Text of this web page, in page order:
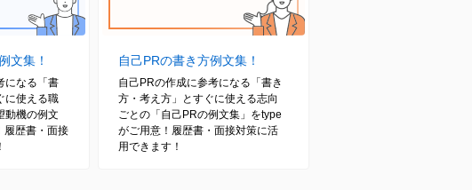
文集！
になる「書
に使える職
動機の例文
履歴書・面接
自己PRの書き方例文集！
自己PRの作成に参考になる「書き
方・考え方」とすぐに使える志向
ごとの「自己PRの例文集」をtype
がご用意！履歴書・面接対策に活
用できます！